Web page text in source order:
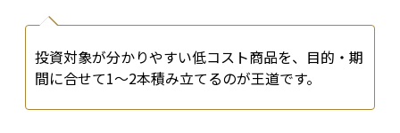
投資対象が分かりやすい低コスト商品を、目的・期
間に合せて1〜2本積み立てるのが王道です。